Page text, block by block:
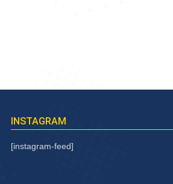
INSTAGRAM
[instagram-feed]